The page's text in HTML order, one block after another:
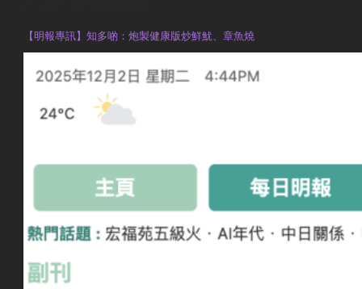
【明報專訊】知多啲：炮製健康版炒鮮魷、章魚燒